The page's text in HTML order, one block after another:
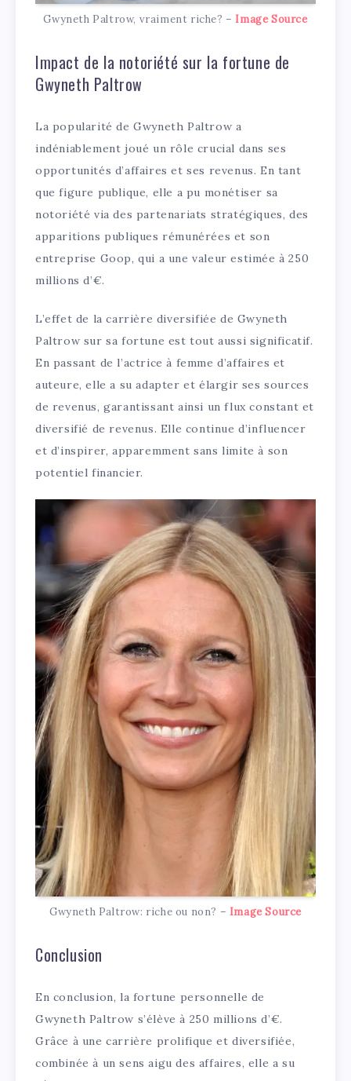
Gwyneth Paltrow, vraiment riche? – Image Source
Impact de la notoriété sur la fortune de
Gwyneth Paltrow
La popularité de Gwyneth Paltrow a
indéniablement joué un rôle crucial dans ses
opportunités d’affaires et ses revenus. En tant
que figure publique, elle a pu monétiser sa
notoriété via des partenariats stratégiques, des
apparitions publiques rémunérées et son
entreprise Goop, qui a une valeur estimée à 250
millions d’€.
L’effet de la carrière diversifiée de Gwyneth
Paltrow sur sa fortune est tout aussi significatif.
En passant de l’actrice à femme d’affaires et
auteure, elle a su adapter et élargir ses sources
de revenus, garantissant ainsi un flux constant et
diversifié de revenus. Elle continue d’influencer
et d’inspirer, apparemment sans limite à son
potentiel financier.
Gwyneth Paltrow: riche ou non? – Image Source
Conclusion
En conclusion, la fortune personnelle de
Gwyneth Paltrow s’élève à 250 millions d’€.
Grâce à une carrière prolifique et diversifiée,
combinée à un sens aigu des affaires, elle a su